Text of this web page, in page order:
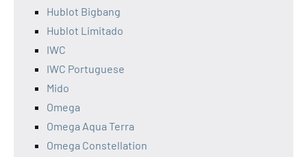
Hublot Bigbang
Hublot Limitado
IWC
IWC Portuguese
Mido
Omega
Omega Aqua Terra
Omega Constellation